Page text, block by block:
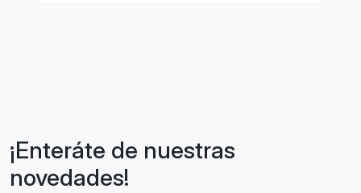
¡Enteráte de nuestras
novedades!